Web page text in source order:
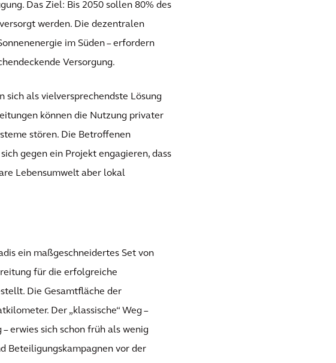
Das Ziel: Bis 2050 sollen 80% des
werden. Die dezentralen
im Süden – erfordern
Versorgung.
sich als vielversprechendste Lösung
können die Nutzung privater
stören. Die Betroffenen
gegen ein Projekt engagieren, dass
Lebensumwelt aber lokal
ein maßgeschneidertes Set von
für die erfolgreiche
Die Gesamtfläche der
Der „klassische“ Weg –
erwies sich schon früh als wenig
Beteiligungskampagnen vor der